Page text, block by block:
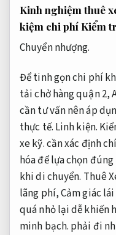
Kinh nghiệm thuê
kiệm chi phí Kiểm
Chuyển nhượng.
Để tinh gọn chi phí
tải chở hàng quận 2,
cần tư vấn nên áp
thực tế. Linh kiện.
xe kỹ.cần xác định
hóa để lựa chọn
khi di chuyển. Thuê
lãng phí,Cảm giác
quá nhỏ lại dễ khiến
minh bạch. phải đi